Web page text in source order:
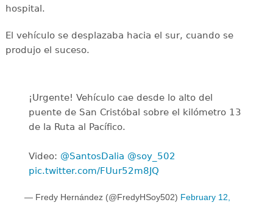
hospital.
El vehículo se desplazaba hacia el sur, cuando se
produjo el suceso.
¡Urgente! Vehículo cae desde lo alto del
puente de San Cristóbal sobre el kilómetro 13
de la Ruta al Pacífico.
Video: @SantosDalia @soy_502
pic.twitter.com/FUur52m8JQ
— Fredy Hernández (@FredyHSoy502) February 12,